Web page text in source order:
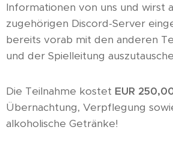
Informationen von uns und wirst
zugehörigen Discord-Server
bereits vorab mit den anderen
und der Spielleitung
Die Teilnahme kostet EUR
Übernachtung, Verpflegung
alkoholische Getränke!